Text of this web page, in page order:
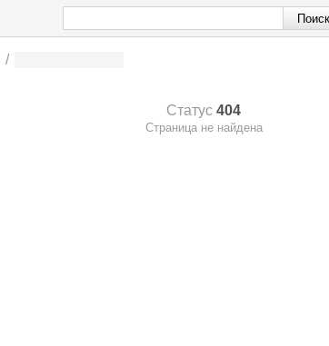
/
Статус 404
Страница не найдена